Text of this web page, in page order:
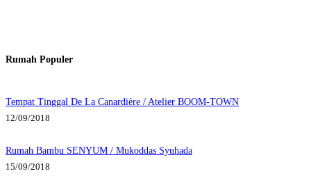
Rumah Populer
Tempat Tinggal De La Canardière / Atelier BOOM-TOWN
12/09/2018
Rumah Bambu SENYUM / Mukoddas Syuhada
15/09/2018